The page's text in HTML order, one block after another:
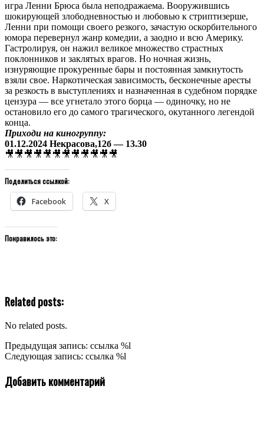
игра Ленни Брюса была неподражаема. Вооружившись
шокирующей злободневностью и любовью к стриптизерше,
Ленни при помощи своего резкого, зачастую оскорбительного
юмора перевернул жанр комедии, а заодно и всю Америку.
Гастролируя, он нажил великое множество страстных
поклонников и заклятых врагов. Но ночная жизнь,
изнуряющие прокуренные бары и постоянная замкнутость
взяли свое. Наркотическая зависимость, бесконечные аресты
за резкость в выступлениях и назначенная в судебном порядке
цензура — все угнетало этого борца — одиночку, но не
остановило его до самого трагического, окутанного легендой
конца.
Приходи на киногруппу:
01.12.2024 Некрасова,12б — 13.30
🎥🎥🎥🎥🎥🎥🎥🎥🎥🎥🎥🎥
Поделиться ссылкой:
Facebook X
Понравилось это:
Related posts:
No related posts.
2024-
11-
Предыдущая запись: ссылка %l
Следующая запись: ссылка %l
Добавить комментарий